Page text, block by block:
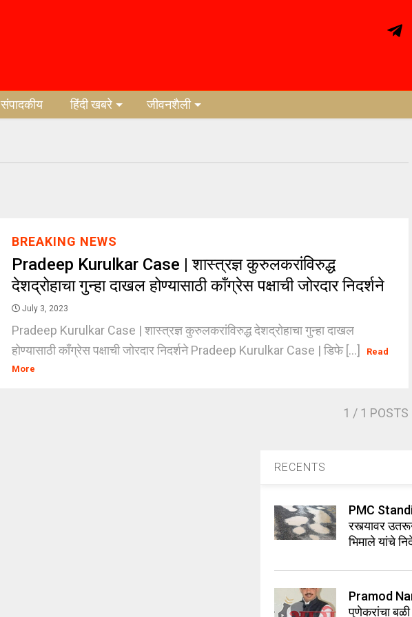
संपादकीय हिंदी खबरे जीवनशैली
BREAKING NEWS
Pradeep Kurulkar Case | शास्त्रज्ञ कुरुलकरांविरुद्ध
देशद्रोहाचा गुन्हा दाखल होण्यासाठी कॉंग्रेस पक्षाची जोरदार निदर्शने
July 3, 2023
Pradeep Kurulkar Case | शास्त्रज्ञ कुरुलकरांविरुद्ध देशद्रोहाचा गुन्हा दाखल
होण्यासाठी कॉंग्रेस पक्षाची जोरदार निदर्शने Pradeep Kurulkar Case | डिफे [...]
Read
More
1 / 1 POSTS
RECENTS
PMC
रस्त्यावर
भिमाले यांचे
Pramod
पुणेकरांचा बळी